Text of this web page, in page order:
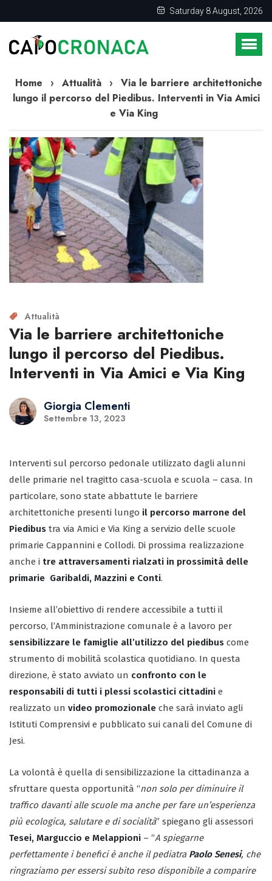
Saturday 8 August, 2026
Home › Attualità ›
Via le barriere architettoniche
lungo il percorso del Piedibus. Interventi in Via Amici
e Via King
Attualità
Via le barriere architettoniche
lungo il percorso del Piedibus.
Interventi in Via Amici e Via King
Giorgia Clementi
Settembre 13, 2023
Interventi sul percorso pedonale utilizzato dagli alunni
delle primarie nel tragitto casa-scuola e scuola – casa. In
particolare, sono state abbattute le barriere
architettoniche presenti lungo il percorso marrone del
Piedibus tra via Amici e Via King a servizio delle scuole
primarie Cappannini e Collodi. Di prossima realizzazione
anche i tre attraversamenti rialzati in prossimità delle
primarie Garibaldi, Mazzini e Conti.
Insieme all’obiettivo di rendere accessibile a tutti il
percorso, l’Amministrazione comunale è a lavoro per
sensibilizzare le famiglie all’utilizzo del piedibus come
strumento di mobilità scolastica quotidiano. In questa
direzione, è stato avviato un confronto con le
responsabili di tutti i plessi scolastici cittadini e
realizzato un video promozionale che sarà inviato agli
Istituti Comprensivi e pubblicato sui canali del Comune di
Jesi.
La volontà è quella di sensibilizzazione la cittadinanza a
sfruttare questa opportunità “non solo per diminuire il
traffico davanti alle scuole ma anche per fare un’esperienza
più ecologica, salutare e di socialità” spiegano gli assessori
Tesei, Marguccio e Melappioni – “A spiegarne
perfettamente i benefici è anche il pediatra Paolo Senesi, che
ringraziamo per essersi subito reso disponibile a comparire